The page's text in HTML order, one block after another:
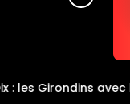
: les Girondins